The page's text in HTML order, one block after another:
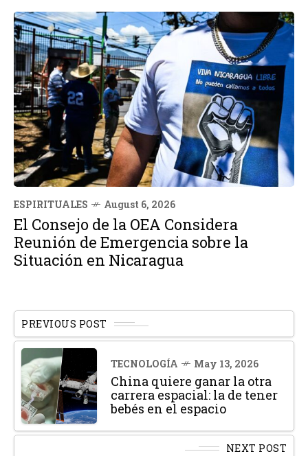
ESPIRITUALES August 6, 2026
El Consejo de la OEA Considera
Reunión de Emergencia sobre la
Situación en Nicaragua
PREVIOUS POST
TECNOLOGÍA May 13, 2026
China quiere ganar la otra
carrera espacial: la de tener
bebés en el espacio
NEXT POST